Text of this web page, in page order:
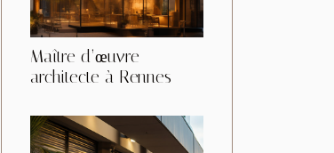
Maître d’œuvre
architecte à Rennes